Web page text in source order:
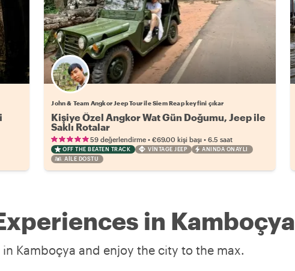
John & Team Angkor Jeep Tour ile Siem Reap keyfini çıkar
Kişiye Özel Angkor Wat Gün Doğumu, Jeep ile
Saklı Rotalar
59 değerlendirme •€69.00 kişi başı •6.5 saat
OFF THE BEATEN TRACK VINTAGE JEEP
ANINDA ONAYLI
AILE DOSTU
in Kamboçya
Kamboçya and enjoy the city to the max.